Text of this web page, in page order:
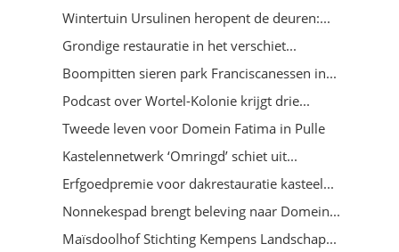
Wintertuin Ursulinen heropent de deuren:...
Grondige restauratie in het verschiet...
Boompitten sieren park Franciscanessen in...
Podcast over Wortel-Kolonie krijgt drie...
Tweede leven voor Domein Fatima in Pulle
Kastelennetwerk ‘Omringd’ schiet uit...
Erfgoedpremie voor dakrestauratie kasteel...
Nonnekespad brengt beleving naar Domein...
Maïsdoolhof Stichting Kempens Landschap...